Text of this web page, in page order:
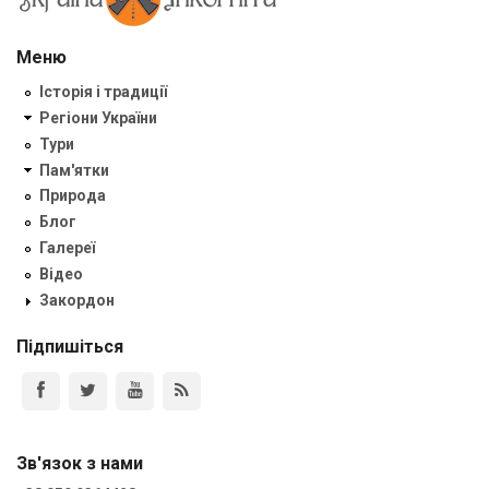
Меню
Історія і традиції
Регіони України
Тури
Пам'ятки
Природа
Блог
Галереї
Відео
Закордон
Підпишіться
Зв'язок з нами